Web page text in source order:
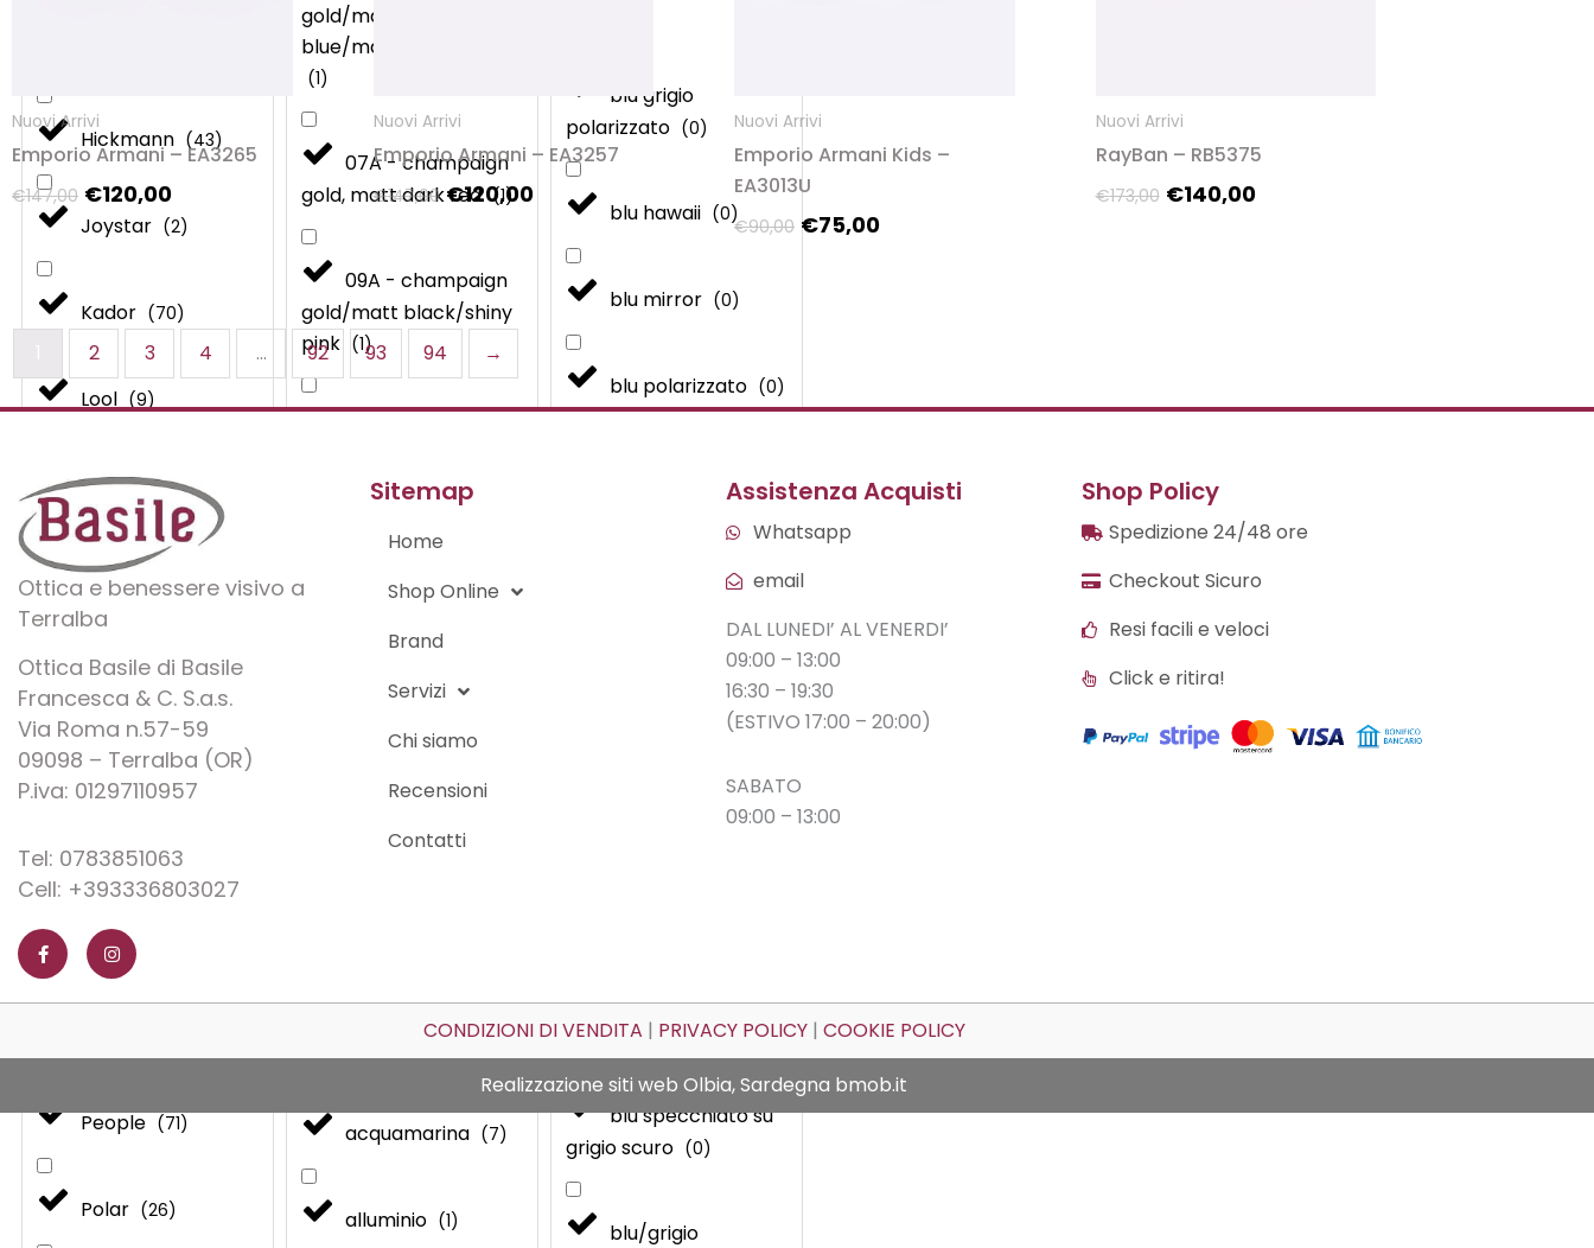
Hickmann (43)
Joystar (2)
Kador (70)
Lool (9)
Lunari (0)
Marta Gelmi
Maui Jim ( 0)
Michael Kors (
Original Vintage
People (71)
Polar (26)
gold/matt dark
blue/matt dark green
(1)
07A - champaign
gold, matt dark red (1)
09A - champaign
gold/matt black/shiny
pink (1)
09A - shiny
gold/matt black/matt
100- trasparente
)
acquamarina (7)
alluminio (1)
blu grigio
polarizzato (0)
blu hawaii (0)
blu mirror (0)
blu polarizzato (0)
blu sfumato
blu sfumato
polarizzato (0)
blu specchiato su
grigio scuro (0)
blu/grigio
Nuovi Arrivi
Emporio Armani – EA3265
€147,00 €120,00
nella
pagina
del
prodotto
Nuovi Arrivi
Emporio Armani – EA3257
€147,00 €120,00
Nuovi Arrivi
Emporio Armani Kids –
EA3013U
€90,00 €75,00
Nuovi Arrivi
RayBan – RB5375
€173,00 €140,00
pagina
del
2 3 4 … 92 93 94 →
Ottica e benessere visivo a
Terralba
Ottica Basile di Basile
Francesca & C. S.a.s.
Via Roma n.57-59
09098 – Terralba (OR)
P.iva: 01297110957
Tel: 0783851063
Cell: +393336803027
a
c
e
b
o
-
n
s
t
a
g
m
Sitemap
Home
Shop Online
Brand
Servizi
Chi siamo
Recensioni
Contatti
Assistenza Acquisti
Whatsapp
email
DAL LUNEDI’ AL VENERDI’
09:00 – 13:00
16:30 – 19:30
(ESTIVO 17:00 – 20:00)
SABATO
09:00 – 13:00
Shop Policy
Spedizione 24/48 ore
Checkout Sicuro
Resi facili e veloci
Click e ritira!
CONDIZIONI DI VENDITA | PRIVACY POLICY| COOKIE POLICY
Realizzazione siti web Olbia, Sardegna bmob.it